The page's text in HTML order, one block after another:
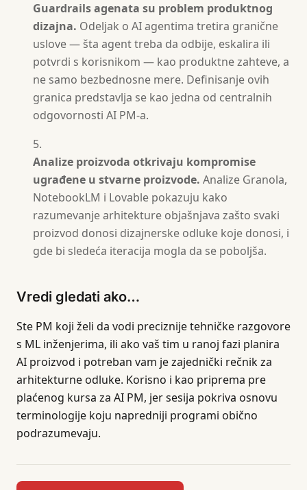
Guardrails agenata su problem produktnog
dizajna. Odeljak o AI agentima tretira granične
uslove — šta agent treba da odbije, eskalira ili
potvrdi s korisnikom — kao produktne zahteve, a
ne samo bezbednosne mere. Definisanje ovih
granica predstavlja se kao jedna od centralnih
odgovornosti AI PM-a.
Analize proizvoda otkrivaju kompromise
ugrađene u stvarne proizvode. Analize Granola,
NotebookLM i Lovable pokazuju kako
razumevanje arhitekture objašnjava zašto svaki
proizvod donosi dizajnerske odluke koje donosi, i
gde bi sledeća iteracija mogla da se poboljša.
Vredi gledati ako…
Ste PM koji želi da vodi preciznije tehničke razgovore
s ML inženjerima, ili ako vaš tim u ranoj fazi planira
AI proizvod i potreban vam je zajednički rečnik za
arhitekturne odluke. Korisno i kao priprema pre
plaćenog kursa za AI PM, jer sesija pokriva osnovu
terminologije koju napredniji programi obično
podrazumevaju.